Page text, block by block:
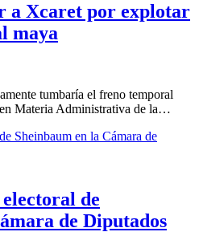
a Xcaret por explotar
maya
tumbaría el freno temporal
Materia Administrativa de la…
de
de Diputados